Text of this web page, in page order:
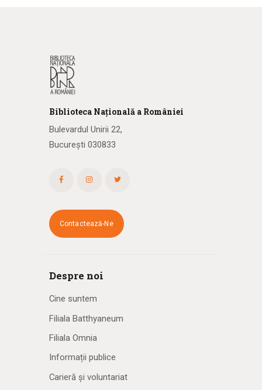
Biblioteca Națională a României
Bulevardul Unirii 22,
București 030833
Contactează-Ne
Despre noi
Cine suntem
Filiala Batthyaneum
Filiala Omnia
Informații publice
Carieră și voluntariat